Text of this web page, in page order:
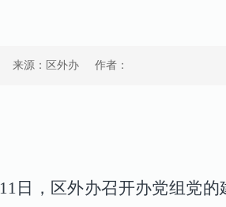
来源：区外办 作者：
11 日，区外办召开办党组党